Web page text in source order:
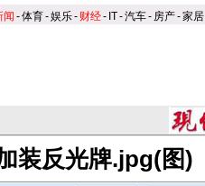
闻 -体育-娱乐- 财经- IT-汽车- 房产-家居
装反光牌.jpg(图)